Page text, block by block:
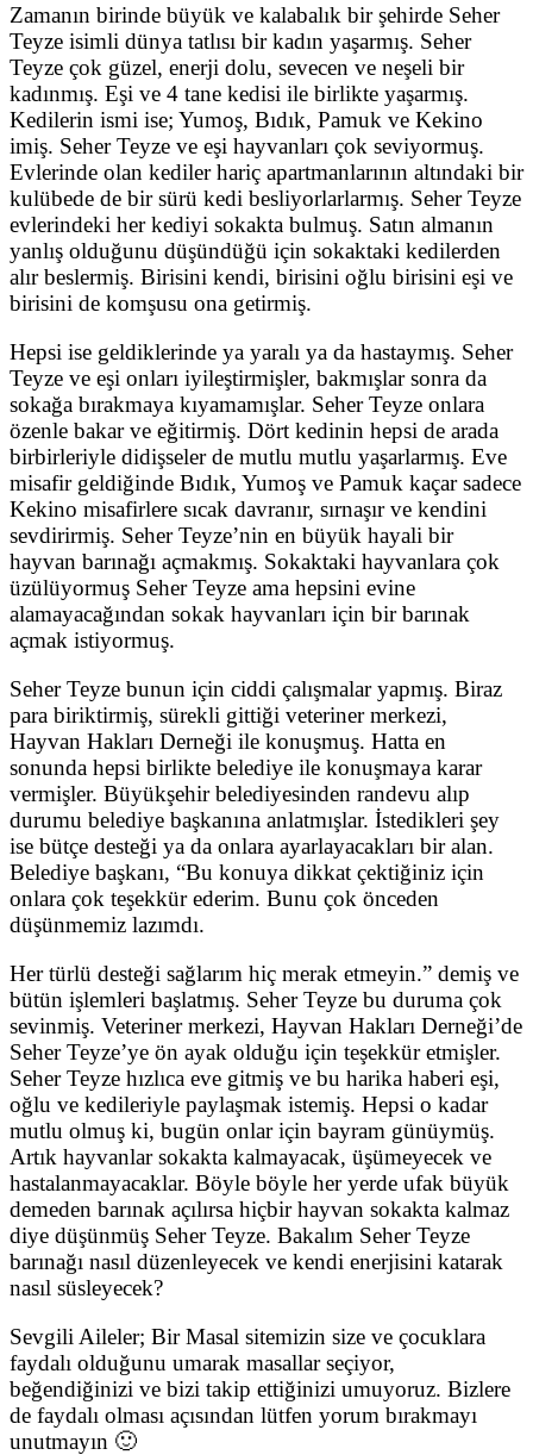
Zamanın birinde büyük ve kalabalık bir şehirde Seher
Teyze isimli dünya tatlısı bir kadın yaşarmış. Seher
Teyze çok güzel, enerji dolu, sevecen ve neşeli bir
kadınmış. Eşi ve 4 tane kedisi ile birlikte yaşarmış.
Kedilerin ismi ise; Yumoş, Bıdık, Pamuk ve Kekino
imiş. Seher Teyze ve eşi hayvanları çok seviyormuş.
Evlerinde olan kediler hariç apartmanlarının altındaki bir
kulübede de bir sürü kedi besliyorlarlarmış. Seher Teyze
evlerindeki her kediyi sokakta bulmuş. Satın almanın
yanlış olduğunu düşündüğü için sokaktaki kedilerden
alır beslermiş. Birisini kendi, birisini oğlu birisini eşi ve
birisini de komşusu ona getirmiş.
Hepsi ise geldiklerinde ya yaralı ya da hastaymış. Seher
Teyze ve eşi onları iyileştirmişler, bakmışlar sonra da
sokağa bırakmaya kıyamamışlar. Seher Teyze onlara
özenle bakar ve eğitirmiş. Dört kedinin hepsi de arada
birbirleriyle didişseler de mutlu mutlu yaşarlarmış. Eve
misafir geldiğinde Bıdık, Yumoş ve Pamuk kaçar sadece
Kekino misafirlere sıcak davranır, sırnaşır ve kendini
sevdirirmiş. Seher Teyze’nin en büyük hayali bir
hayvan barınağı açmakmış. Sokaktaki hayvanlara çok
üzülüyormuş Seher Teyze ama hepsini evine
alamayacağından sokak hayvanları için bir barınak
açmak istiyormuş.
Seher Teyze bunun için ciddi çalışmalar yapmış. Biraz
para biriktirmiş, sürekli gittiği veteriner merkezi,
Hayvan Hakları Derneği ile konuşmuş. Hatta en
sonunda hepsi birlikte belediye ile konuşmaya karar
vermişler. Büyükşehir belediyesinden randevu alıp
durumu belediye başkanına anlatmışlar. İstedikleri şey
ise bütçe desteği ya da onlara ayarlayacakları bir alan.
Belediye başkanı, “Bu konuya dikkat çektiğiniz için
onlara çok teşekkür ederim. Bunu çok önceden
düşünmemiz lazımdı.
Her türlü desteği sağlarım hiç merak etmeyin.” demiş ve
bütün işlemleri başlatmış. Seher Teyze bu duruma çok
sevinmiş. Veteriner merkezi, Hayvan Hakları Derneği’de
Seher Teyze’ye ön ayak olduğu için teşekkür etmişler.
Seher Teyze hızlıca eve gitmiş ve bu harika haberi eşi,
oğlu ve kedileriyle paylaşmak istemiş. Hepsi o kadar
mutlu olmuş ki, bugün onlar için bayram günüymüş.
Artık hayvanlar sokakta kalmayacak, üşümeyecek ve
hastalanmayacaklar. Böyle böyle her yerde ufak büyük
demeden barınak açılırsa hiçbir hayvan sokakta kalmaz
diye düşünmüş Seher Teyze. Bakalım Seher Teyze
barınağı nasıl düzenleyecek ve kendi enerjisini katarak
nasıl süsleyecek?
Sevgili Aileler; Bir Masal sitemizin size ve çocuklara
faydalı olduğunu umarak masallar seçiyor,
beğendiğinizi ve bizi takip ettiğinizi umuyoruz. Bizlere
de faydalı olması açısından lütfen yorum bırakmayı
unutmayın 🙂